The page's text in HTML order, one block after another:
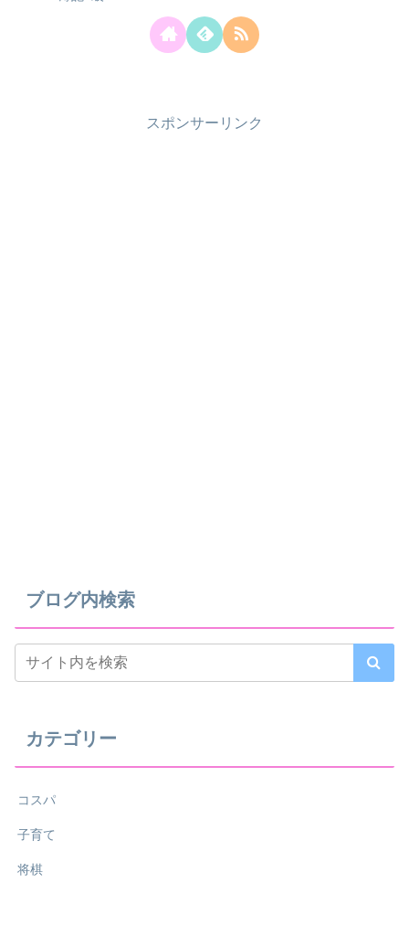
スポンサーリンク
ブログ内検索
カテゴリー
コスパ
子育て
将棋